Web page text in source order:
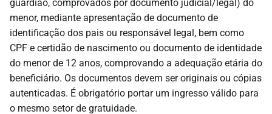
guardião, comprovados por documento judicial/legal) do
menor, mediante apresentação de documento de
identificação dos pais ou responsável legal, bem como
CPF e certidão de nascimento ou documento de identidade
do menor de 12 anos, comprovando a adequação etária do
beneficiário. Os documentos devem ser originais ou cópias
autenticadas. É obrigatório portar um ingresso válido para
o mesmo setor de gratuidade.